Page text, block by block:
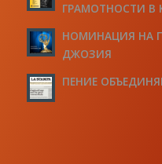
ГРАМОТНОСТИ В
НОМИНАЦИЯ НА
ДЖОЗИЯ
ПЕНИЕ